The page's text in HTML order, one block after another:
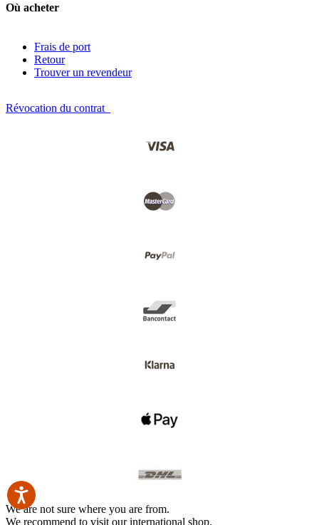
Où acheter
Frais de port
Retour
Trouver un revendeur
Révocation du contrat
We are not sure where you are from.
We recommend to visit our international shop.